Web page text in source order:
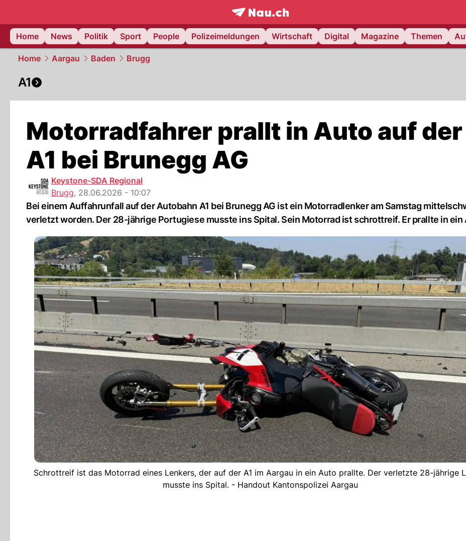
frontpage.NAU.ch
Home
News Politik Sport People Polizeimeldungen Wirtschaft Digital Magazine Themen
Home Aargau Baden Brugg
A1
Motorradfahrer prallt in Auto auf der
A1 bei Brunegg AG
Keystone-SDA Regional
Brugg, 28.06.2026 - 10:07
Bei einem Auffahrunfall auf der Autobahn A1 bei Brunegg AG ist ein Motorradlenker am Samstag
verletzt worden. Der 28-jährige Portugiese musste ins Spital. Sein Motorrad ist schrottreif. Er prallte in ein
Schrottreif ist das Motorrad eines Lenkers, der auf der A1 im Aargau in ein Auto prallte. Der verletzte 28-jährige
musste ins Spital. - Handout Kantonspolizei Aargau